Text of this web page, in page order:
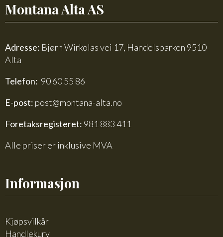
Montana Alta AS
Adresse: Bjørn Wirkolas vei 17, Handelsparken 9510
Alta
Telefon: 90 60 55 86
E-post: post@montana-alta.no
Foretaksregisteret: 981 883 411
Alle priser er inklusive MVA
Informasjon
Kjøpsvilkår
Handlekurv